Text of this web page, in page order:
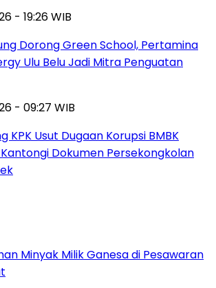
- 19:26 WIB
Dorong Green School, Pertamina
Ulu Belu Jadi Mitra Penguatan
- 09:27 WIB
KPK Usut Dugaan Korupsi BMBK
Dokumen Persekongkolan
Minyak Milik Ganesa di Pesawaran